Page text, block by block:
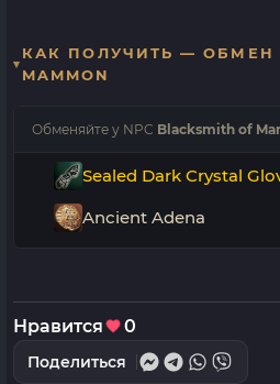
КАК ПОЛУЧИТЬ — ОБМЕН У
MAMMON
Обменяйте у NPC Blacksmith of
Sealed Dark Crystal
Ancient Adena
Нравится 0
Поделиться